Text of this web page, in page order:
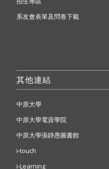
系友會表單及問卷下載
其他連結
中原大學
中原大學電資學院
中原大學張靜愚圖書館
i-touch
i-Learning